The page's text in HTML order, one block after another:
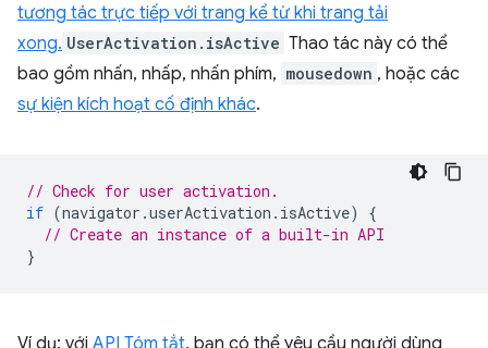
tương tác trực tiếp với trang kể từ khi trang tải
xong. UserActivation.isActive Thao tác này có thể
bao gồm nhấn, nhấp, nhấn phím, mousedown , hoặc các
sự kiện kích hoạt cố định khác.
// Check for user activation.
if (navigator .userActivation . isActive)
{
// Create an instance of a built-in API
}
Ví dụ: với API Tóm tắt, bạn có thể yêu cầu người dùng